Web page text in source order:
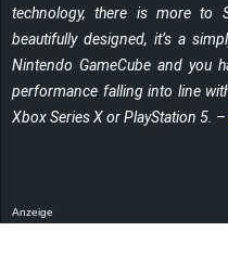
technology, there is more to
beautifully designed, it’s a
Nintendo GameCube and you
performance falling into line
Xbox Series X or PlayStation 5. –
Anzeige